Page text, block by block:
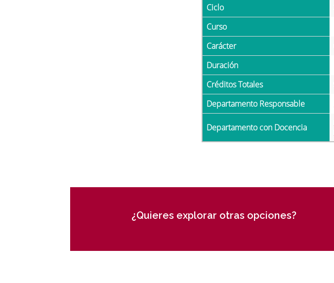
Ciclo
Curso
Carácter
Duración
Créditos Totales
Departamento Responsable
Departamento con Docencia
¿Quieres explorar otras opciones?